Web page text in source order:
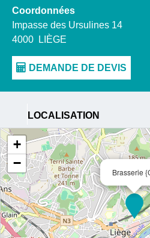
Coordonnées
Impasse des Ursulines 14
4000
LIÈGE
LOCALISATION
Brasserie
+
−